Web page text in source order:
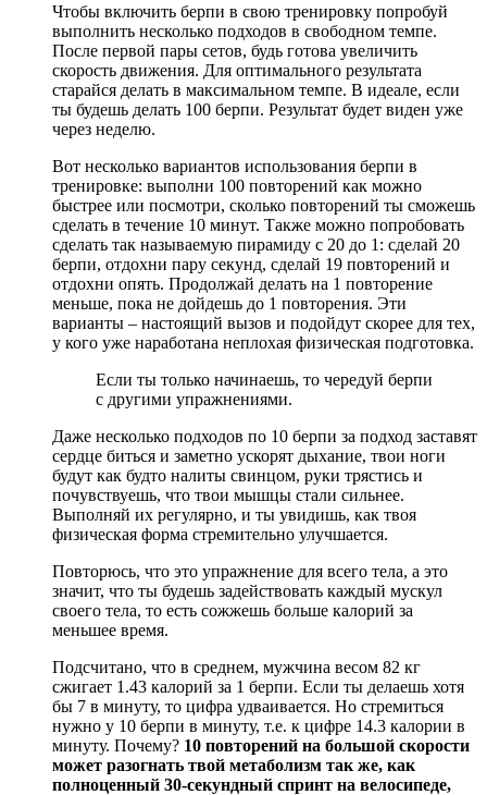
Чтобы включить берпи в свою тренировку попробуй
выполнить несколько подходов в свободном темпе.
После первой пары сетов, будь готова увеличить
скорость движения. Для оптимального результата
старайся делать в максимальном темпе. В идеале, если
ты будешь делать 100 берпи. Результат будет виден уже
через неделю.
Вот несколько вариантов использования берпи в
тренировке: выполни 100 повторений как можно
быстрее или посмотри, сколько повторений ты сможешь
сделать в течение 10 минут. Также можно попробовать
сделать так называемую пирамиду с 20 до 1: сделай 20
берпи, отдохни пару секунд, сделай 19 повторений и
отдохни опять. Продолжай делать на 1 повторение
меньше, пока не дойдешь до 1 повторения. Эти
варианты – настоящий вызов и подойдут скорее для тех,
у кого уже наработана неплохая физическая подготовка.
Если ты только начинаешь, то чередуй берпи
с другими упражнениями.
Даже несколько подходов по 10 берпи за подход заставят
сердце биться и заметно ускорят дыхание, твои ноги
будут как будто налиты свинцом, руки трястись и
почувствуешь, что твои мышцы стали сильнее.
Выполняй их регулярно, и ты увидишь, как твоя
физическая форма стремительно улучшается.
Повторюсь, что это упражнение для всего тела, а это
значит, что ты будешь задействовать каждый мускул
своего тела, то есть сожжешь больше калорий за
меньшее время.
Подсчитано, что в среднем, мужчина весом 82 кг
сжигает 1.43 калорий за 1 берпи. Если ты делаешь хотя
бы 7 в минуту, то цифра удваивается. Но стремиться
нужно у 10 берпи в минуту, т.е. к цифре 14.3 калории в
минуту. Почему? 10 повторений на большой скорости
может разогнать твой метаболизм так же, как
полноценный 30-секундный спринт на велосипеде,